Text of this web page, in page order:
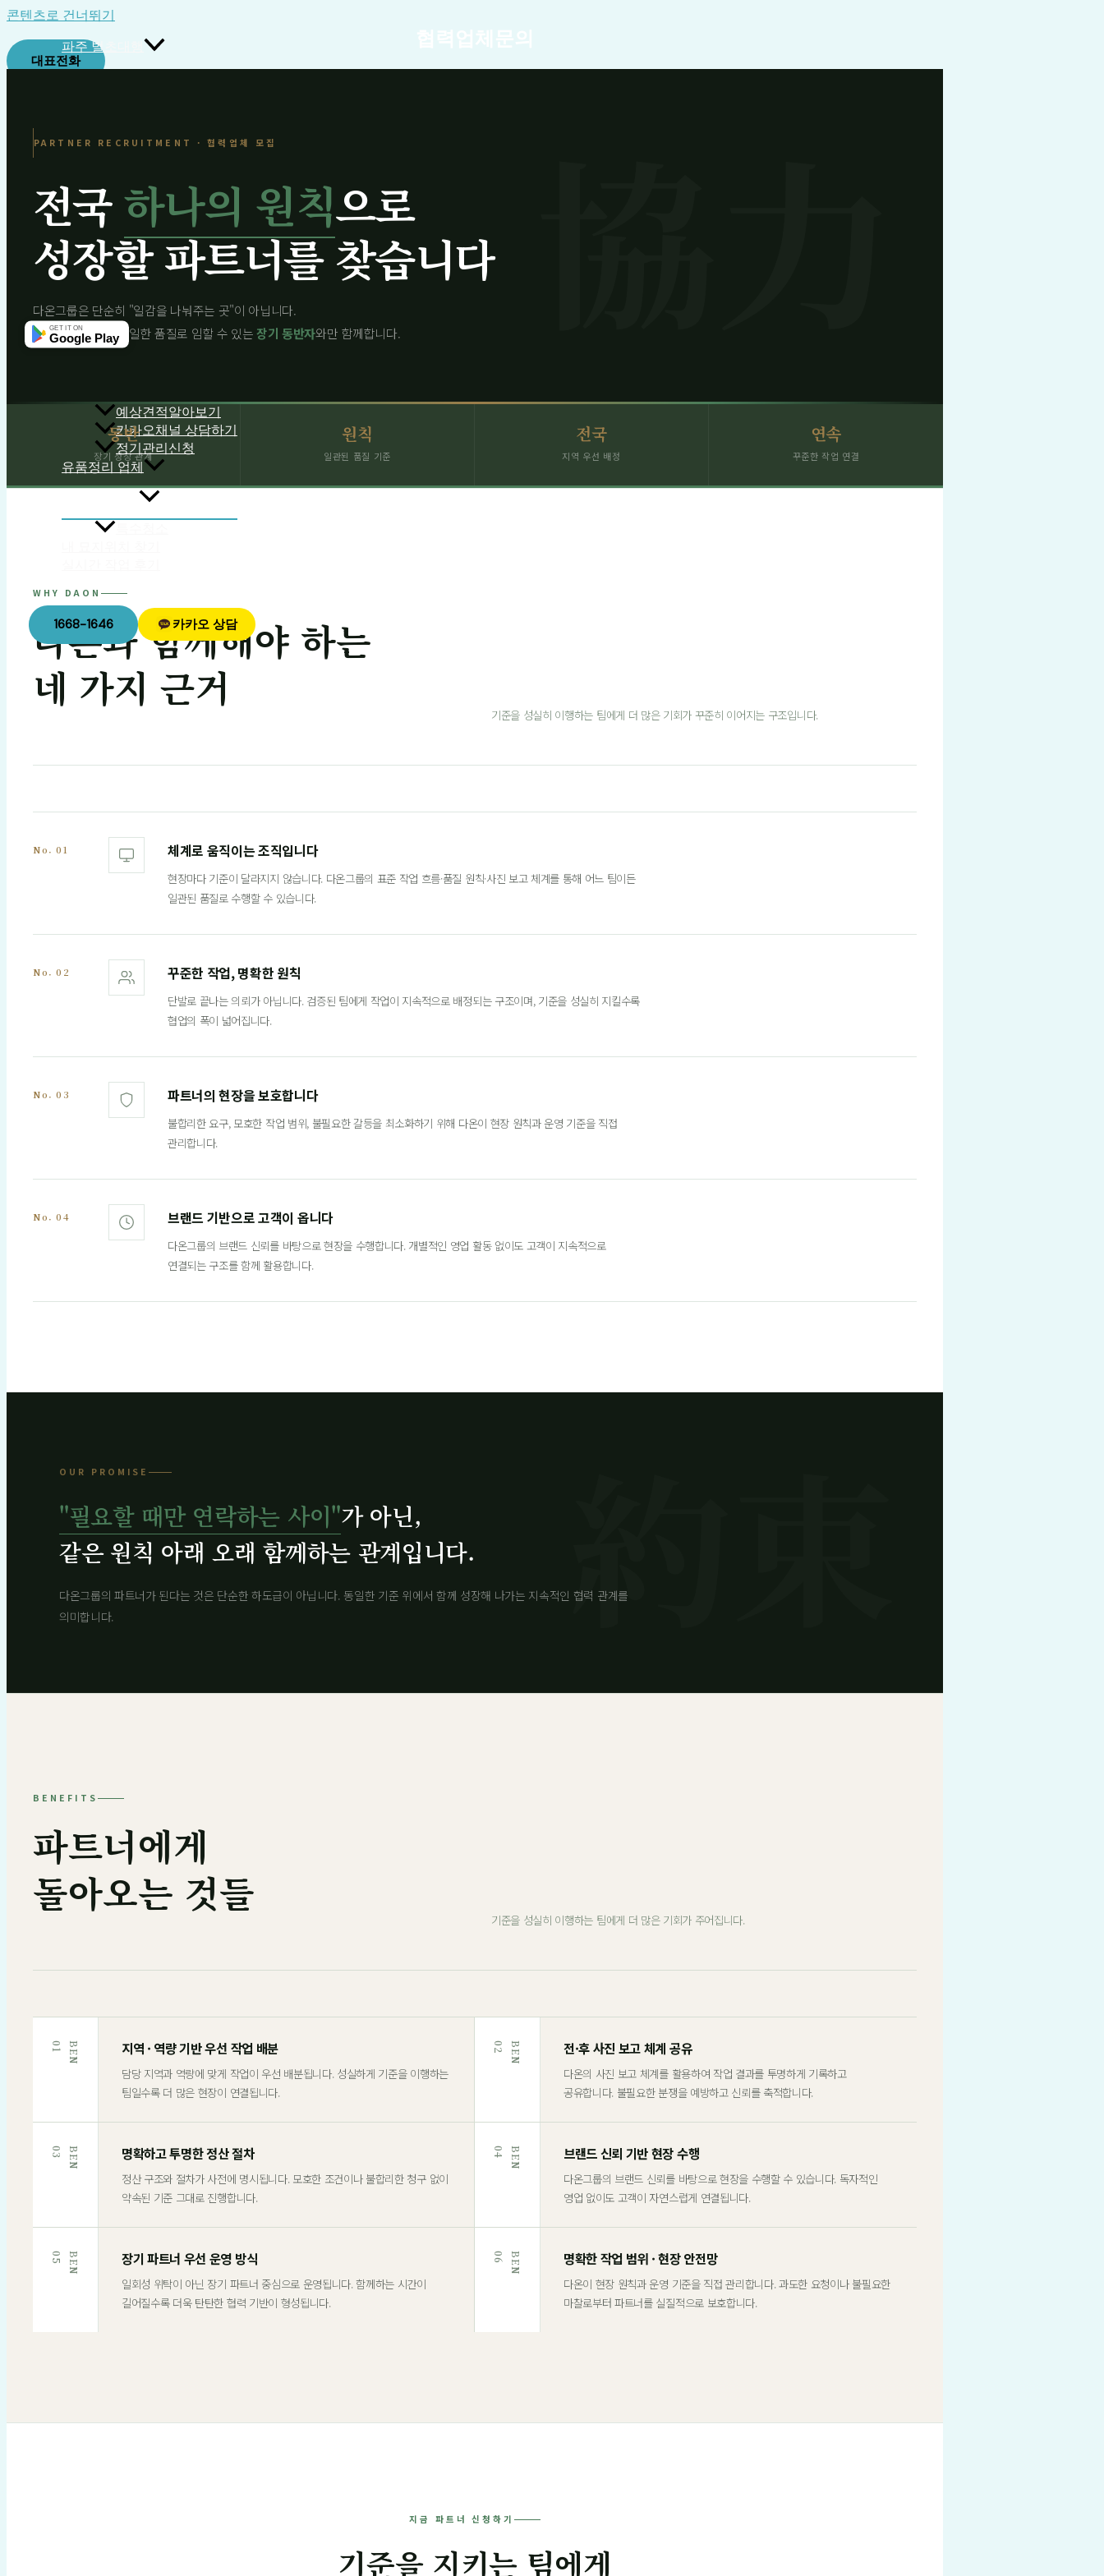
콘텐츠로 건너뛰기
파주 벌초대행
제초 작업대행
용인시 묘지관리
산소 수목장
벌목작업
용인 조경작업업체
평장묘 작업
서비스 신청하기
예상견적알아보기
카카오채널 상담하기
정기관리신청
유품정리 업체
1668-1646 카카오 상담
GET IT ON
Google Play
대표전화
PARTNER RECRUITMENT · 협력업체 모집
전국하나의 원칙으로
성장할 파트너를 찾습니다
다온그룹은 단순히 "일감을 나눠주는 곳"이 아닙니다.
어느 지역에서든 동일한 품질로 임할 수 있는장기 동반자와만 함께합니다.
동반
장기 성장 관계
원칙
일관된 품질 기준
전국
지역 우선 배정
연속
꾸준한 작업 연결
WHY DAON
다온과 함께해야 하는
네 가지 근거
기준을 성실히 이행하는 팀에게 더 많은 기회가 꾸준히 이어지는 구조입니다.
No. 01 체계로 움직이는 조직입니다
현장마다 기준이 달라지지 않습니다. 다온그룹의 표준 작업 흐름·품질 원칙·사진 보고 체계를 통해 어느 팀이든
일관된 품질로 수행할 수 있습니다.
No. 02 꾸준한 작업, 명확한 원칙
단발로 끝나는 의뢰가 아닙니다. 검증된 팀에게 작업이 지속적으로 배정되는 구조이며, 기준을 성실히 지킬수록
협업의 폭이 넓어집니다.
No. 03 파트너의 현장을 보호합니다
불합리한 요구, 모호한 작업 범위, 불필요한 갈등을 최소화하기 위해 다온이 현장 원칙과 운영 기준을 직접
관리합니다.
No. 04 브랜드 기반으로 고객이 옵니다
다온그룹의 브랜드 신뢰를 바탕으로 현장을 수행합니다. 개별적인 영업 활동 없이도 고객이 지속적으로
연결되는 구조를 함께 활용합니다.
OUR PROMISE
"필요할 때만 연락하는 사이"가 아닌,
같은 원칙 아래 오래 함께하는 관계입니다.
다온그룹의 파트너가 된다는 것은 단순한 하도급이 아닙니다. 동일한 기준 위에서 함께 성장해 나가는 지속적인 협력 관계를
의미합니다.
BENEFITS
파트너에게
돌아오는 것들
기준을 성실히 이행하는 팀에게 더 많은 기회가 주어집니다.
B
E
N
0
1 지역 · 역량 기반 우선 작업 배분
담당 지역과 역량에 맞게 작업이 우선 배분됩니다. 성실하게 기준을 이행하는
팀일수록 더 많은 현장이 연결됩니다.
B
E
N
0
2 전·후 사진 보고 체계 공유
다온의 사진 보고 체계를 활용하여 작업 결과를 투명하게 기록하고
공유합니다. 불필요한 분쟁을 예방하고 신뢰를 축적합니다.
B
E
N
0
3 명확하고 투명한 정산 절차
정산 구조와 절차가 사전에 명시됩니다. 모호한 조건이나 불합리한 청구 없이
약속된 기준 그대로 진행합니다.
B
E
N
0
4 브랜드 신뢰 기반 현장 수행
다온그룹의 브랜드 신뢰를 바탕으로 현장을 수행할 수 있습니다. 독자적인
영업 없이도 고객이 자연스럽게 연결됩니다.
B
E
N
0
5 장기 파트너 우선 운영 방식
일회성 위탁이 아닌 장기 파트너 중심으로 운영됩니다. 함께하는 시간이
길어질수록 더욱 탄탄한 협력 기반이 형성됩니다.
B
E
N
0
6 명확한 작업 범위 · 현장 안전망
다온이 현장 원칙과 운영 기준을 직접 관리합니다. 과도한 요청이나 불필요한
마찰로부터 파트너를 실질적으로 보호합니다.
지금 파트너 신청하기
기준을 지키는 팀에게